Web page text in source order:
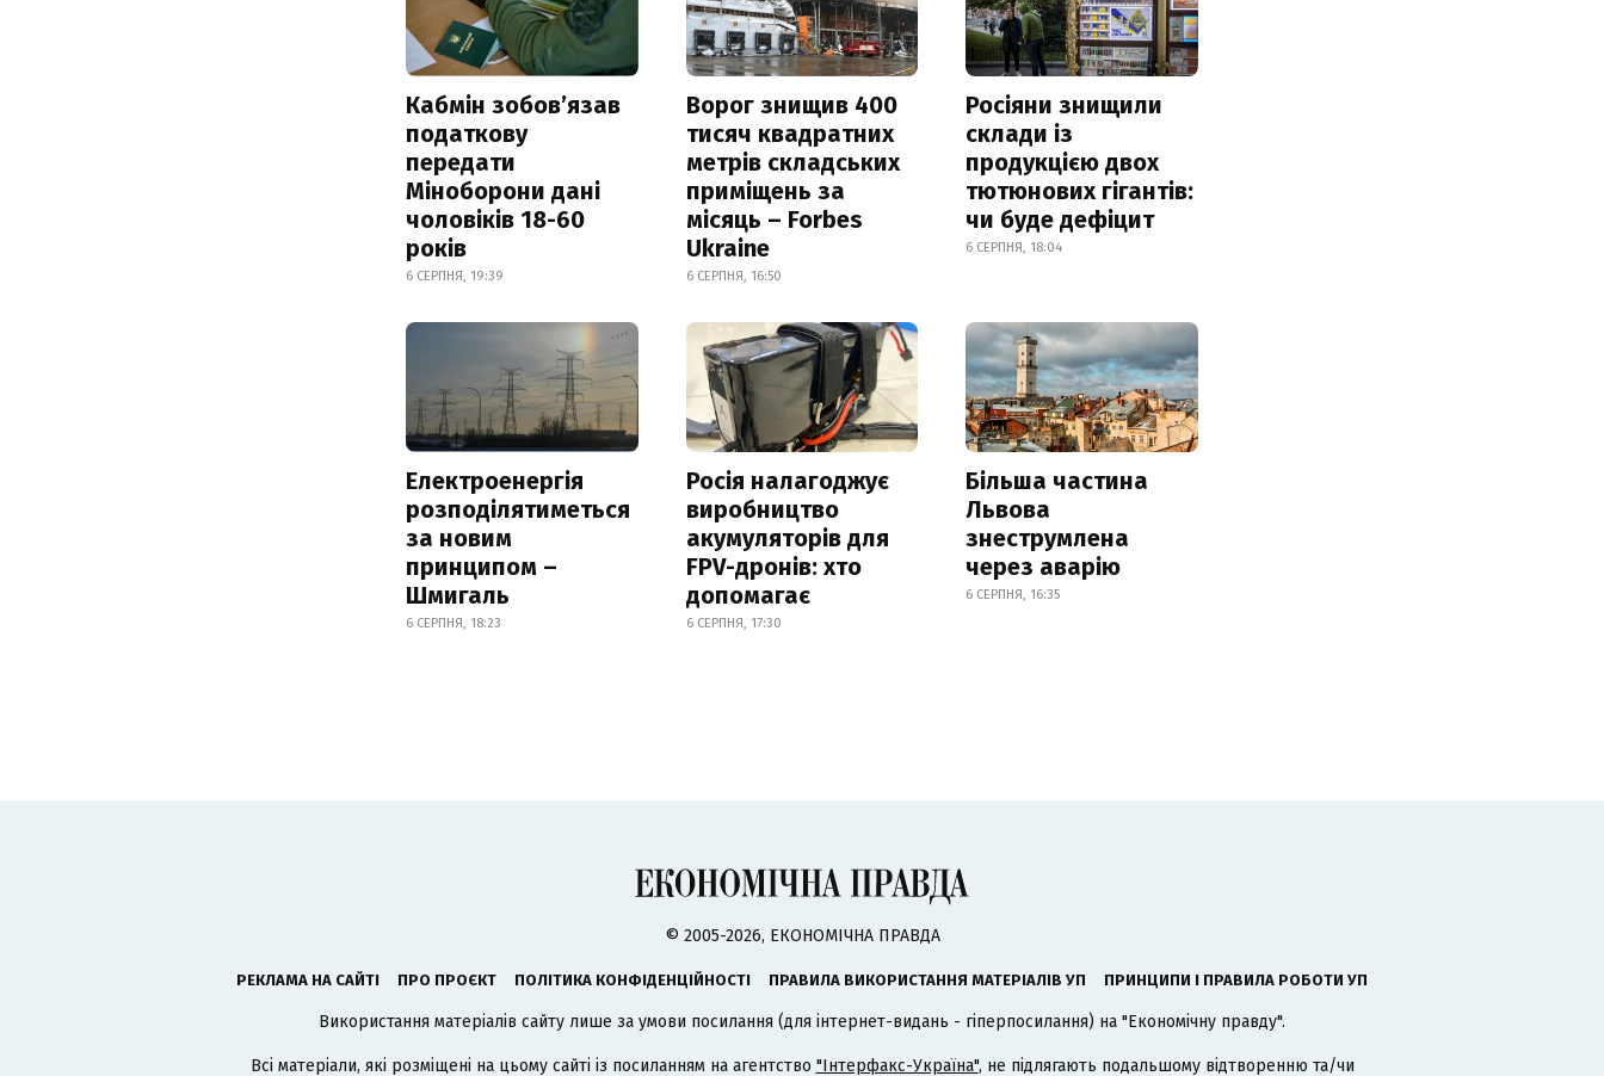
Кабмін зобовʼязав
податкову
передати
Міноборони дані
чоловіків 18-60
років
6 СЕРПНЯ, 19:39
Ворог знищив 400
тисяч квадратних
метрів складських
приміщень за
місяць – Forbes
Ukraine
6 СЕРПНЯ, 16:50
Росіяни знищили
склади із
продукцією двох
тютюнових гігантів:
чи буде дефіцит
6 СЕРПНЯ, 18:04
Електроенергія
розподілятиметься
за новим
принципом –
Шмигаль
6 СЕРПНЯ, 18:23
Росія налагоджує
виробництво
акумуляторів для
FPV-дронів: хто
допомагає
6 СЕРПНЯ, 17:30
Більша частина
Львова
знеструмлена
через аварію
6 СЕРПНЯ, 16:35
© 2005-2026, ЕКОНОМІЧНА ПРАВДА
РЕКЛАМА НА САЙТІ ПРО ПРОЄКТ ПОЛІТИКА КОНФІДЕНЦІЙНОСТІ ПРАВИЛА ВИКОРИСТАННЯ МАТЕРІАЛІВ УП ПРИНЦИПИ І ПРАВИЛА РОБОТИ УП
Використання матеріалів сайту лише за умови посилання (для інтернет-видань - гіперпосилання) на "Економічну правду".
Всі матеріали, які розміщені на цьому сайті із посиланням на агентство "Інтерфакс-Україна", не підлягають подальшому відтворенню та/чи